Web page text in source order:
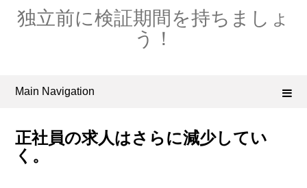
content独立前に検証期間を持ちましょ
う！
Main Navigation
正社員の求人はさらに減少してい
く。